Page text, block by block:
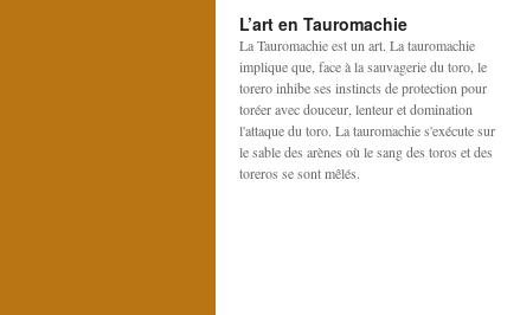
L’art en Tauromachie
La Tauromachie est un art. La tauromachie
implique que, face à la sauvagerie du toro, le
torero inhibe ses instincts de protection pour
toréer avec douceur, lenteur et domination
l'attaque du toro. La tauromachie s'exécute sur
le sable des arènes où le sang des toros et des
toreros se sont mêlés.